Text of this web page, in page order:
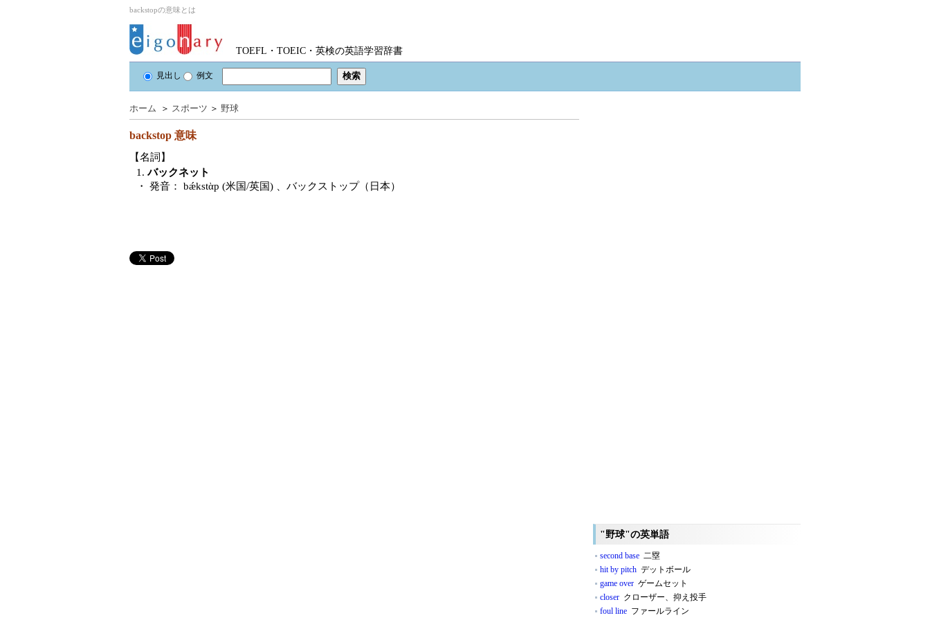
backstopの意味とは
TOEFL・TOEIC・英検の英語学習辞書
見出し 例文
ホーム ＞ スポーツ ＞ 野球
backstop 意味
【名詞】
1.バックネット
・ 発音：
bǽkstὰp (米国/英国) 、バックストップ（日本）
"野球"の英単語
second base 二塁
hit by pitch デットボール
game over ゲームセット
closer クローザー、抑え投手
foul line ファールライン